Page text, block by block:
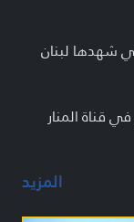
شهدها لبنان
قناة المنار
المزيد